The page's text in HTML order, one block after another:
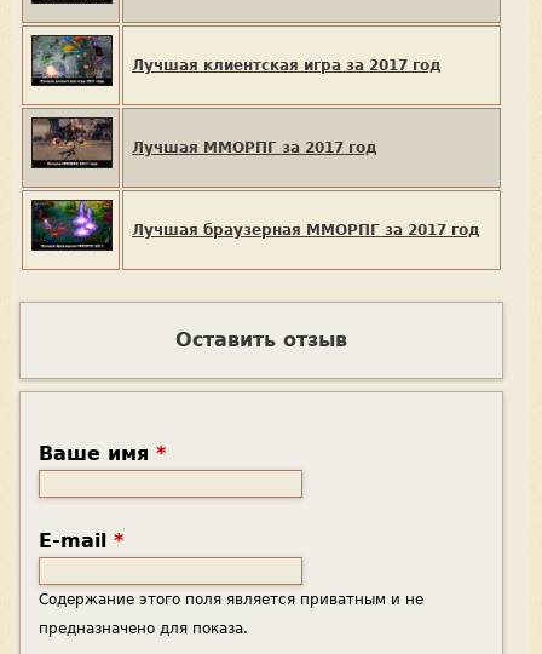
Лучшая клиентская игра за 2017 год
Лучшая ММОРПГ за 2017 год
Лучшая браузерная ММОРПГ за 2017 год
Оставить отзыв
Ваше имя *
E-mail *
Содержание этого поля является приватным и не
предназначено для показа.